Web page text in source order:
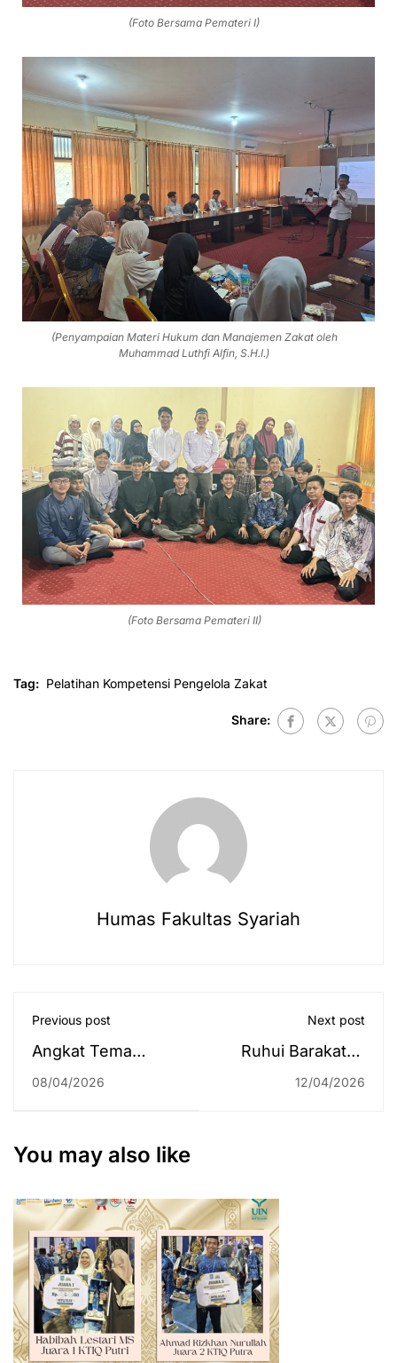
(Foto Bersama Pemateri I)
(Penyampaian Materi Hukum dan Manajemen Zakat oleh
Muhammad Luthfi Alfin, S.H.I.)
(Foto Bersama Pemateri II)
Tag: Pelatihan Kompetensi Pengelola Zakat
Share:
Humas Fakultas Syariah
Previous post
Angkat Tema
Kelestarian
Ekonomi Syariah
Tulis Ilmiah Al-
Qur’an
08/04/2026
Next post
Ruhui Barakatan
Edisi 11 April 2026
12/04/2026
You may also like